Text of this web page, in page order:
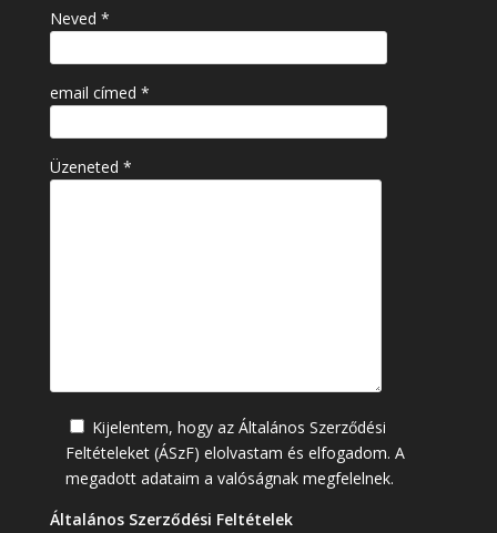
Neved *
email címed *
Üzeneted *
Kijelentem, hogy az Általános Szerződési
Feltételeket (ÁSzF) elolvastam és elfogadom. A
megadott adataim a valóságnak megfelelnek.
Általános Szerződési Feltételek